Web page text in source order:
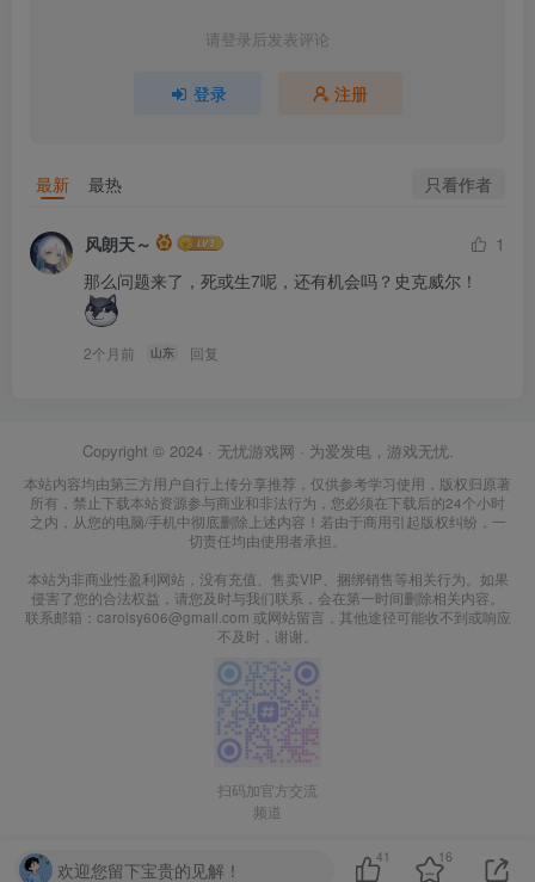
请登录后发表评论
登录 注册
最新 最热 只看作者
风朗天～
1
那么问题来了，死或生7呢，还有机会吗？史克威尔！
2个月前 山东 回复
Copyright © 2024 · 无忧游戏网 · 为爱发电，游戏无忧.
本站内容均由第三方用户自行上传分享推荐，仅供参考学习使用，版权归原著
所有，禁止下载本站资源参与商业和非法行为，您必须在下载后的24个小时
之内，从您的电脑/手机中彻底删除上述内容！若由于商用引起版权纠纷，一
切责任均由使用者承担。
本站为非商业性盈利网站，没有充值、售卖VIP、捆绑销售等相关行为。如果
侵害了您的合法权益，请您及时与我们联系，会在第一时间删除相关内容。
联系邮箱：carolsy606@gmail.com 或网站留言，其他途径可能收不到或响应
不及时，谢谢。
扫码加官方交流
频道
欢迎您留下宝贵的见解！
41 16